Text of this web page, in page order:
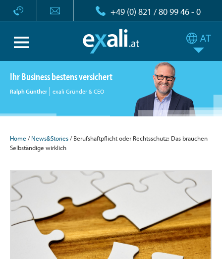
+49 (0) 821 / 80 99 46 - 0
Ihr Business bestens versichert
Ralph Günther exali Gründer & CEO
Home /News&Stories/ Berufshaftpflicht oder Rechtsschutz: Das brauchen
Selbständige wirklich